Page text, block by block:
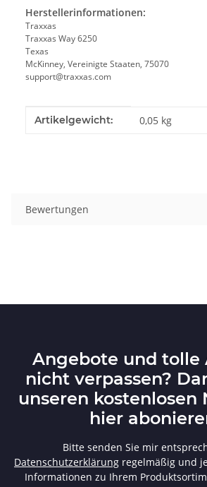
Herstellerinformationen:
Traxxas
Traxxas Way 6250
Texas
McKinney, Vereinigte Staaten, 75070
support@traxxas.com
Produkteigenschaft
Wert
Artikelgewicht: 0,05 kg
Bewertungen
Angebote und tolle
nicht verpassen?
unseren kostenlosen
hier
Bitte senden Sie mir
Datenschutzerklärung regelmäßig und
Informationen zu Ihrem